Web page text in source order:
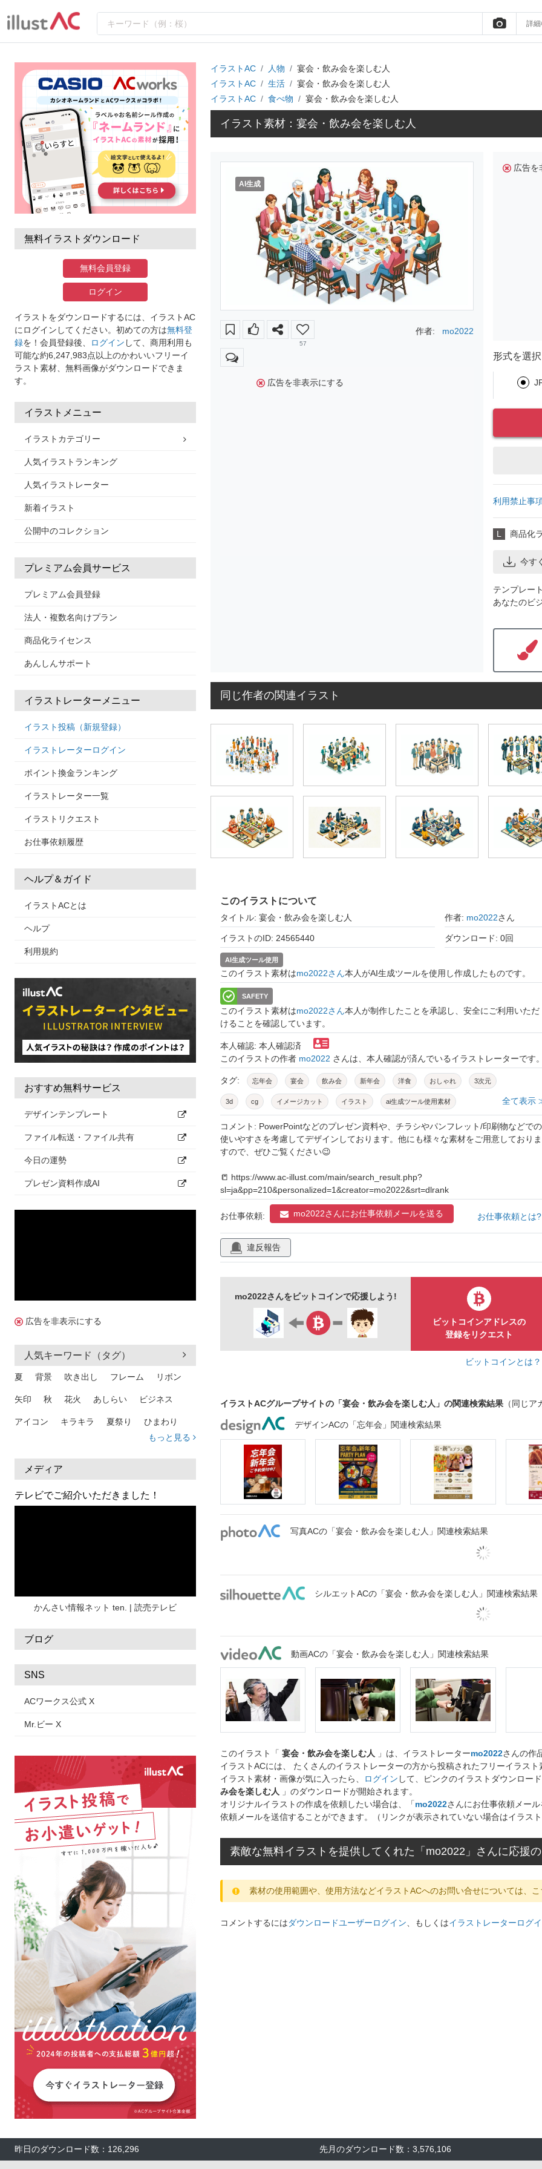
詳細
無料イラストダウンロード
無料会員登録
ログイン
イラストをダウンロードするには、イラストAC
にログインしてください。初めての方は無料登
録を！会員登録後、 ログイン して、商用利用も
可能な約6,247,983点以上のかわいいフリーイ
ラスト素材、無料画像がダウンロードできま
す。
イラストメニュー
イラストカテゴリー
人気イラストランキング
人気イラストレーター
新着イラスト
公開中のコレクション
プレミアム会員サービス
プレミアム会員登録
法人・複数名向けプラン
商品化ライセンス
あんしんサポート
イラストレーターメニュー
イラスト投稿（新規登録）
イラストレーターログイン
ポイント換金ランキング
イラストレーター一覧
イラストリクエスト
お仕事依頼履歴
ヘルプ＆ガイド
イラストACとは
ヘルプ
利用規約
おすすめ無料サービス
デザインテンプレート
ファイル転送・ファイル共有
今日の運勢
プレゼン資料作成AI
広告を非表示にする
人気キーワード（タグ）
夏 背景 吹き出し フレーム リボン
矢印 秋 花火 あしらい ビジネス
アイコン キラキラ 夏祭り ひまわり
熱中症
人物 暑中見舞い
日本地図 海
もっと見る
メディア
テレビでご紹介いただきました！
かんさい情報ネット ten. | 読売テレビ
ブログ
SNS
ACワークス公式 X
Mr.ビー X
イラストAC 人物
宴会・飲み会を楽しむ人
イラストAC
生活
宴会・飲み会を楽しむ人
イラストAC
食べ物 宴会・飲み会を楽しむ人
イラスト素材：宴会・飲み会を楽しむ人
AI生成
57
作者: mo2022
広告を非表示にする
広告を
形式を選
利用禁止事
L 商品化
今す
テンプレー
あなたのビ
同じ作者の関連イラスト
このイラストについて
タイトル: 宴会・飲み会を楽しむ人 作者: mo2022さん
イラストのID: 24565440 ダウンロード: 0回
AI生成ツール使用
このイラスト素材はmo2022さん本人がAI生成ツールを使用し作成したものです。
SAFETY
このイラスト素材はmo2022さん本人が制作したことを承認し、安全にご利用いただ
けることを確認しています。
本人確認: 本人確認済
このイラストの作者 mo2022 さんは、本人確認が済んでいるイラストレーターです
タグ: 忘年会 宴会 飲み会 新年会 洋食 おしゃれ 3次元
3d cg イメージカット イラスト ai生成ツール使用素材 全て表示
コメント: PowerPointなどのプレゼン資料や、チラシやパンフレット/印刷物などでの
使いやすさを考慮してデザインしております。他にも様々な素材をご用意しておりま
すので、ぜひご覧ください😉
📒 https://www.ac-illust.com/main/search_result.php?
sl=ja&pp=210&personalized=1&creator=mo2022&srt=dlrank
お仕事依頼: mo2022さんにお仕事依頼メールを送る お仕事依頼とは
違反報告
mo2022さんをビットコインで応援しよう!
ビットコインアドレスの
登録をリクエスト
ビットコインとは
イラストACグループサイトの「宴会・飲み会を楽しむ人」の関連検索結果 （同じ
デザインACの「忘年会」関連検索結果
写真ACの「宴会・飲み会を楽しむ人」関連検索結果
シルエットACの「宴会・飲み会を楽しむ人」関連検索結果
動画ACの「宴会・飲み会を楽しむ人」関連検索結果
このイラスト「 宴会・飲み会を楽しむ人 」は、イラストレーターmo2022さんの作
イラストACには、 たくさんのイラストレーターの方から投稿されたフリーイラス
イラスト素材・画像が気に入ったら、
ログイン して、ピンクのイラストダウンロー
み会を楽しむ人
」のダウンロードが開始されます。
オリジナルイラストの作成を依頼したい場合は、「mo2022さんにお仕事依頼メー
依頼メールを送信することができます。（リンクが表示されていない場合はイラス
素敵な無料イラストを提供してくれた「mo2022」さんに応援
素材の使用範囲や、使用方法などイラストACへのお問い合せについては、
コメントするにはダウンロードユーザーログイン 、もしくはイラストレーターログ
昨日のダウンロード数：126,296 先月のダウンロード数：3,576,106